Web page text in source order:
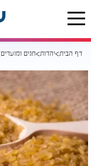
דף הבית יהדות חגים ומועדים